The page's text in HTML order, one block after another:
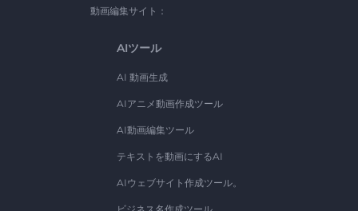
動画編集サイト：
AIツール
AI 動画生成
AIアニメ動画作成ツール
AI動画編集ツール
テキストを動画にするAI
AIウェブサイト作成ツール。